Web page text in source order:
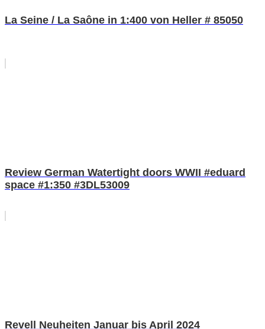
La Seine / La Saône in 1:400 von Heller # 85050
Review German Watertight doors WWII #eduard
space #1:350 #3DL53009
Revell Neuheiten Januar bis April 2024